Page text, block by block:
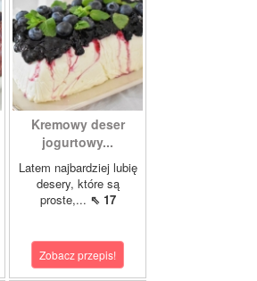
Kremowy deser
jogurtowy...
Latem najbardziej lubię
desery, które są
proste,... ⇖ 17
Zobacz przepis!